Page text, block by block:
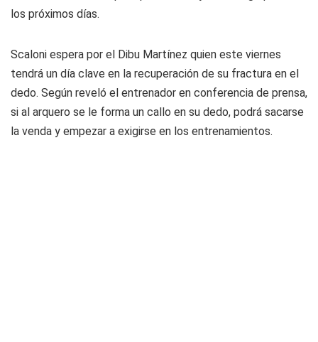
los próximos días.
Scaloni espera por el Dibu Martínez quien este viernes
tendrá un día clave en la recuperación de su fractura en el
dedo. Según reveló el entrenador en conferencia de prensa,
si al arquero se le forma un callo en su dedo, podrá sacarse
la venda y empezar a exigirse en los entrenamientos.